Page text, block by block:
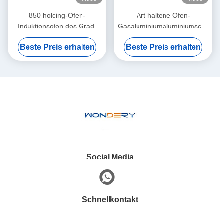
850 holding-Ofen-
Induktionsofen des Grad-
500KGS Aluminiumfür das
Stahlschmelzen
Beste Preis erhalten
Art haltene Ofen-
des Pool-6000Kg
Beste Preis erhalten
Social Media
Schnellkontakt